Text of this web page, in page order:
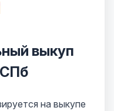
выкуп
на выкупе